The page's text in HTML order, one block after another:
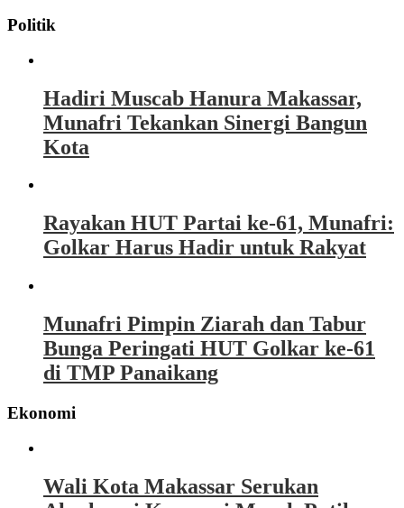
Politik
Hadiri Muscab Hanura Makassar,
Munafri Tekankan Sinergi Bangun
Kota
Rayakan HUT Partai ke-61, Munafri:
Golkar Harus Hadir untuk Rakyat
Munafri Pimpin Ziarah dan Tabur
Bunga Peringati HUT Golkar ke-61
di TMP Panaikang
Ekonomi
Wali Kota Makassar Serukan